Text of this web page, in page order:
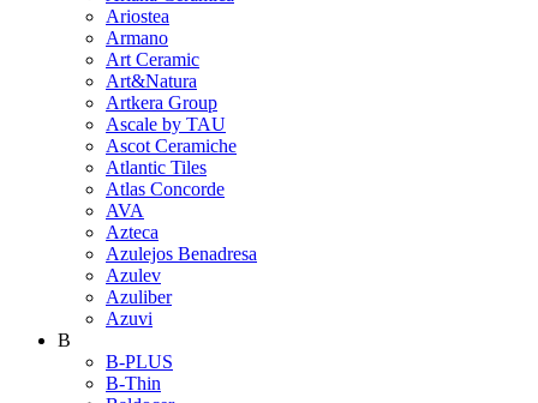
Ariostea
Armano
Art Ceramic
Art&Natura
Artkera Group
Ascale by TAU
Ascot Ceramiche
Atlantic Tiles
Atlas Concorde
AVA
Azteca
Azulejos Benadresa
Azulev
Azuliber
Azuvi
B
B-PLUS
B-Thin